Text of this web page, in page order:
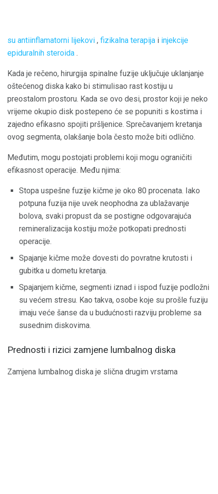
su antiinflamatorni lijekovi , fizikalna terapija i injekcije
epiduralnih steroida .
Kada je rečeno, hirurgija spinalne fuzije uključuje uklanjanje
oštećenog diska kako bi stimulisao rast kostiju u
preostalom prostoru. Kada se ovo desi, prostor koji je neko
vrijeme okupio disk postepeno će se popuniti s kostima i
zajedno efikasno spojiti pršljenice. Sprečavanjem kretanja
ovog segmenta, olakšanje bola često može biti odlično.
Međutim, mogu postojati problemi koji mogu ograničiti
efikasnost operacije. Među njima:
Stopa uspešne fuzije kičme je oko 80 procenata. Iako
potpuna fuzija nije uvek neophodna za ublažavanje
bolova, svaki propust da se postigne odgovarajuća
remineralizacija kostiju može potkopati prednosti
operacije.
Spajanje kičme može dovesti do povratne krutosti i
gubitka u dometu kretanja.
Spajanjem kičme, segmenti iznad i ispod fuzije podložni
su većem stresu. Kao takva, osobe koje su prošle fuziju
imaju veće šanse da u budućnosti razviju probleme sa
susednim diskovima.
Prednosti i rizici zamjene lumbalnog diska
Zamjena lumbalnog diska je slična drugim vrstama